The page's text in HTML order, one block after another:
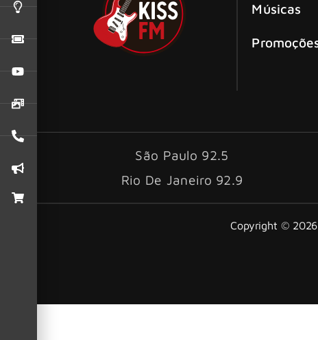
Músicas
São Paulo 92.5
Rio De Janeiro 92.9
Copyright © 2026